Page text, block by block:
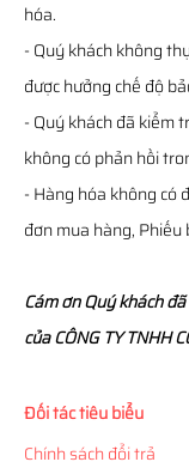
hóa.
- Quý khách không
được hưởng chế độ
- Quý khách đã kiểm
không có phản hồi
- Hàng hóa không có
đơn mua hàng, Phiếu
Cám ơn Quý khách
của CÔNG TY TNHH
Đối tác tiêu biểu
Chính sách đổi trả